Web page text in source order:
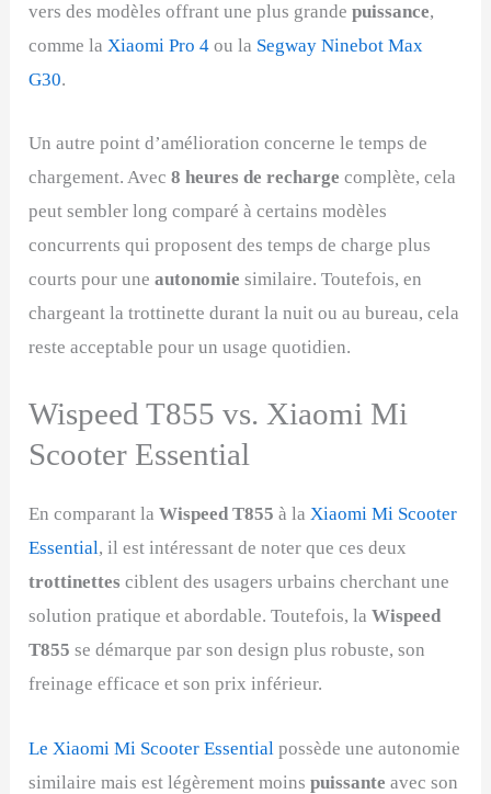
vers des modèles offrant une plus grandepuissance,
comme laXiaomi Pro 4 ou la Segway Ninebot Max
G30.
Un autre point d’amélioration concerne le temps de
chargement. Avec8 heures de rechargecomplète, cela
peut sembler long comparé à certains modèles
concurrents qui proposent des temps de charge plus
courts pour uneautonomiesimilaire. Toutefois, en
chargeant la trottinette durant la nuit ou au bureau, cela
reste acceptable pour un usage quotidien.
Wispeed T855 vs. Xiaomi Mi
Scooter Essential
En comparant laWispeed T855 à laXiaomi Mi Scooter
Essential, il est intéressant de noter que ces deux
trottinettesciblent des usagers urbains cherchant une
solution pratique et abordable. Toutefois, laWispeed
T855 se démarque par son design plus robuste, son
freinage efficace et son prix inférieur.
Le Xiaomi Mi Scooter Essentialpossède une autonomie
similaire mais est légèrement moinspuissanteavec son